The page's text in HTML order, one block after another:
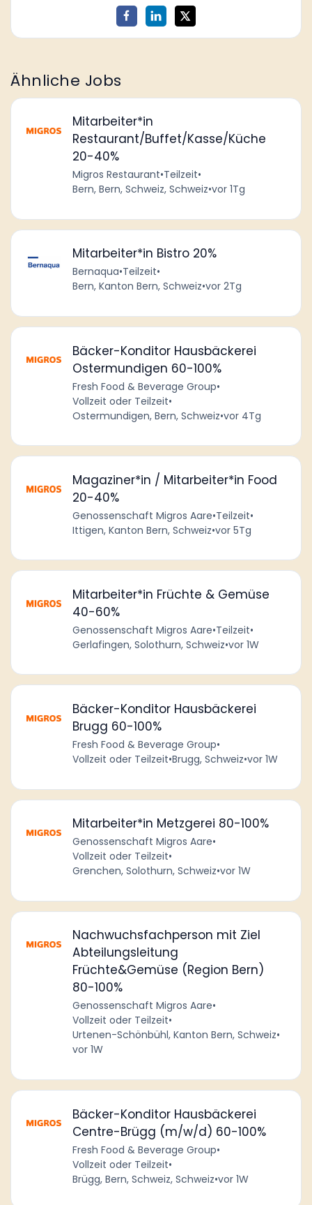
Ähnliche Jobs
Mitarbeiter*in
Restaurant/Buffet/Kasse/Küche
20-40%
Migros Restaurant•Teilzeit•
Bern, Bern, Schweiz, Schweiz•vor 1Tg
Mitarbeiter*in Bistro 20%
Bernaqua•Teilzeit•
Bern, Kanton Bern, Schweiz•vor 2Tg
Bäcker-Konditor Hausbäckerei
Ostermundigen 60-100%
Fresh Food & Beverage Group•
Vollzeit oder Teilzeit•
Ostermundigen, Bern, Schweiz•vor 4Tg
Magaziner*in / Mitarbeiter*in Food
20-40%
Genossenschaft Migros Aare•Teilzeit•
Ittigen, Kanton Bern, Schweiz•vor 5Tg
Mitarbeiter*in Früchte & Gemüse
40-60%
Genossenschaft Migros Aare•Teilzeit•
Gerlafingen, Solothurn, Schweiz•vor 1W
Bäcker-Konditor Hausbäckerei
Brugg 60-100%
Fresh Food & Beverage Group•
Vollzeit oder Teilzeit•Brugg, Schweiz•vor 1W
Mitarbeiter*in Metzgerei 80-100%
Genossenschaft Migros Aare•
Vollzeit oder Teilzeit•
Grenchen, Solothurn, Schweiz•vor 1W
Nachwuchsfachperson mit Ziel
Abteilungsleitung
Früchte&Gemüse (Region Bern)
80-100%
Genossenschaft Migros Aare•
Vollzeit oder Teilzeit•
Urtenen-Schönbühl, Kanton Bern, Schweiz•
vor 1W
Bäcker-Konditor Hausbäckerei
Centre-Brügg (m/w/d) 60-100%
Fresh Food & Beverage Group•
Vollzeit oder Teilzeit•
Brügg, Bern, Schweiz, Schweiz•vor 1W